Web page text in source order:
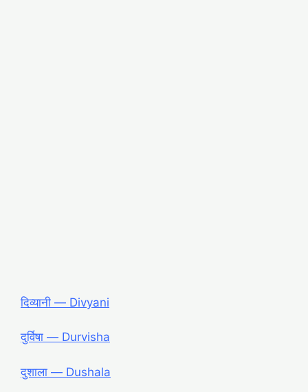
दिव्यानी ― Divyani
दुर्विषा ― Durvisha
दुशाला ― Dushala